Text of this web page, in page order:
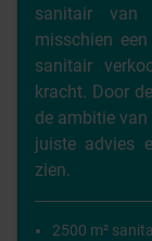
sanitair van
misschien
sanitair
kracht. Door
de ambitie
juiste advies
zien.
2500 m²